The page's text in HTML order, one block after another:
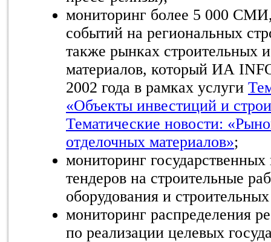
мониторинг более 5 000
событий на региональных
также рынках строительных
материалов, который ИА
2002 года в рамках услуги
«Объекты инвестиций и
Тематические новости:
отделочных материалов»;
мониторинг
тендеров на строительные
оборудования и
мониторинг распределения
по реализации целевых